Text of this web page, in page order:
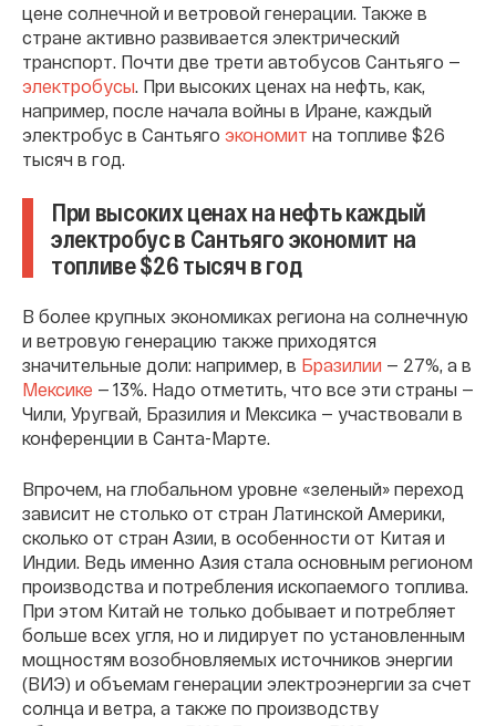
цене солнечной и ветровой генерации. Также в
стране активно развивается электрический
транспорт. Почти две трети автобусов Сантьяго —
электробусы. При высоких ценах на нефть, как,
например, после начала войны в Иране, каждый
электробус в Сантьяго экономит на топливе $26
тысяч в год.
При высоких ценах на нефть каждый
электробус в Сантьяго экономит на
топливе $26 тысяч в год
В более крупных экономиках региона на солнечную
и ветровую генерацию также приходятся
значительные доли: например, в Бразилии — 27%, а в
Мексике — 13%. Надо отметить, что все эти страны —
Чили, Уругвай, Бразилия и Мексика — участвовали в
конференции в Санта-Марте.
Впрочем, на глобальном уровне «зеленый» переход
зависит не столько от стран Латинской Америки,
сколько от стран Азии, в особенности от Китая и
Индии. Ведь именно Азия стала основным регионом
производства и потребления ископаемого топлива.
При этом Китай не только добывает и потребляет
больше всех угля, но и лидирует по установленным
мощностям возобновляемых источников энергии
(ВИЭ) и объемам генерации электроэнергии за счет
солнца и ветра, а также по производству